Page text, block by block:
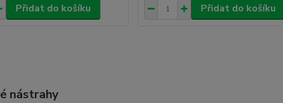
Přidat do košíku Přidat do košíku
nástrahy